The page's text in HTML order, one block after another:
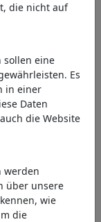
die nicht auf
sollen eine
Es
in einer
Daten
die Website
werden
über unsere
wie
die